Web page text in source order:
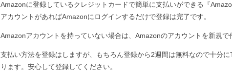
Amazonに登録しているクレジットカードで簡単に支払いができる『
アカウントがあればAmazonにログインするだけで登録は完了です。
Amazonアカウントを持っていない場合は、Amazonのアカウントを新規で
支払い方法を登録はしますが、もちろん登録から2週間は無料なので十分
ります。安心して登録してください。